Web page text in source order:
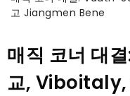
고 Jiangmen Bene
매직 코너 대
교, Viboitaly,